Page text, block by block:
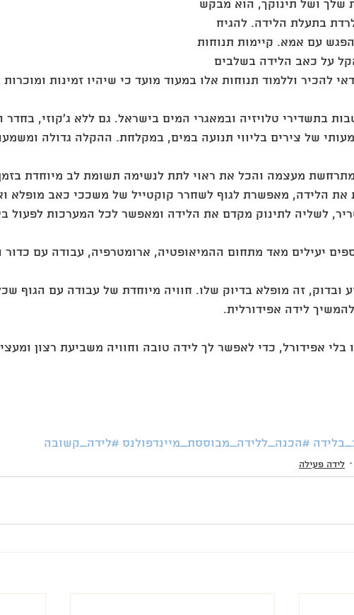
שלך ושל תינוקך, הוא מבקש
בתעלת הלידה. להגיח
עם אמא. קיימות תנוחות
על כאב הלידה בשלבים
להכיר וללמוד תנוחות אלו במעוד מועד כי שיהיו זמינות
בתשדירי טלויזיה ובמאגרי המים בישראל. גם ללא ג'קוזי, בחדר
של צירים בליווי תנועה במים, במקלחת. ההקלה גדולה
מעצמה והכל את ראוי לתת לנשימה תשומת לב מיוחדת
הלידה, מאפשרת לגוף לשחרר קוקטייל של משככי כאב מופלא
לשליה לתינוק מקדם את הלידה ומאפשר לכל המערכות לפעול
יעילים מאד מתחום ההמיאופטיה, ארומטרפיה, עבודה עם כדור
ובדוק, זה מופלא בדיוק שלו. חוויה מיוחדת של עבודה עם הגוף
לידה אפידורלית.
בלי אפידורל, כדי לאפשר לך לידה טובה וחוויה משביעת רצון
#הכנה_ללידה_מבוססת_מיינדפולנס #לידה_קשובה
לידה פעילה